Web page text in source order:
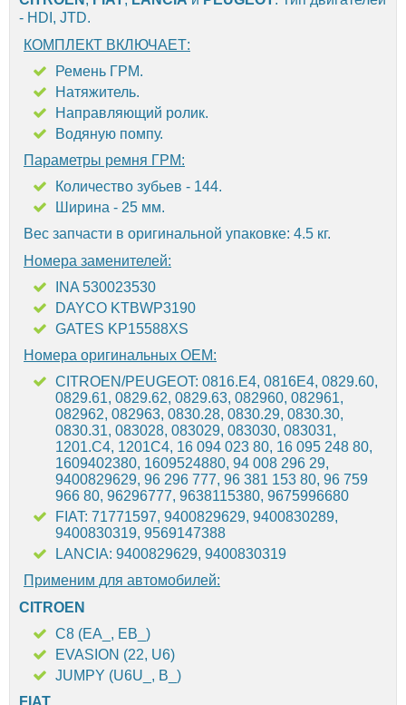
- HDI, JTD.
КОМПЛЕКТ ВКЛЮЧАЕТ:
Ремень ГРМ.
Натяжитель.
Направляющий ролик.
Водяную помпу.
Параметры ремня ГРМ:
Количество зубьев - 144.
Ширина - 25 мм.
Вес запчасти в оригинальной упаковке: 4.5 кг.
Номера заменителей:
INA 530023530
DAYCO KTBWP3190
GATES KP15588XS
Номера оригинальных OEM:
CITROEN/PEUGEOT: 0816.E4, 0816E4, 0829.60,
0829.61, 0829.62, 0829.63, 082960, 082961,
082962, 082963, 0830.28, 0830.29, 0830.30,
0830.31, 083028, 083029, 083030, 083031,
1201.C4, 1201C4, 16 094 023 80, 16 095 248 80,
1609402380, 1609524880, 94 008 296 29,
9400829629, 96 296 777, 96 381 153 80, 96 759
966 80, 96296777, 9638115380, 9675996680
FIAT: 71771597, 9400829629, 9400830289,
9400830319, 9569147388
LANCIA: 9400829629, 9400830319
Применим для автомобилей:
CITROEN
C8 (EA_, EB_)
EVASION (22, U6)
JUMPY (U6U_, B_)
FIAT